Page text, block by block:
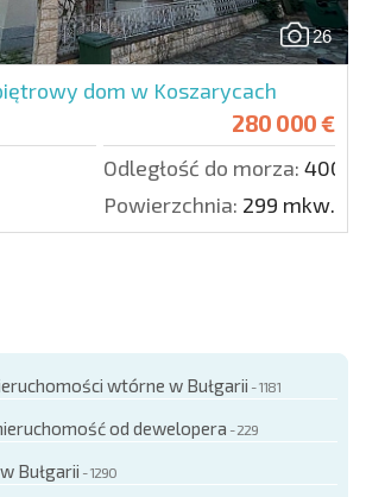
26
dom w Koszarycach
280 000 €
Odległość do morza: 4000
Powierzchnia: 299 mkw.
wtórne w Bułgarii - 1181
od dewelopera - 229
Bułgarii - 1290